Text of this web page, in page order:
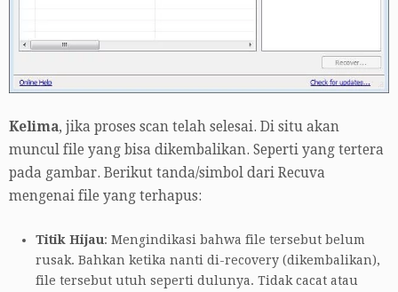
Kelima, jika proses scan telah selesai. Di situ akan
muncul file yang bisa dikembalikan. Seperti yang tertera
pada gambar. Berikut tanda/simbol dari Recuva
mengenai file yang terhapus:
Titik Hijau: Mengindikasi bahwa file tersebut belum
rusak. Bahkan ketika nanti di-recovery (dikembalikan),
file tersebut utuh seperti dulunya. Tidak cacat atau